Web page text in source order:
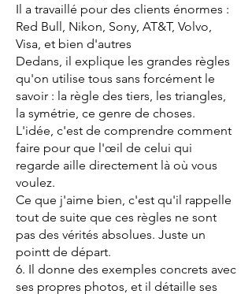
Il a travaillé pour des clients énormes :
Red Bull, Nikon, Sony, AT&T, Volvo,
Visa, et bien d'autres
Dedans, il explique les grandes règles
qu'on utilise tous sans forcément le
savoir : la règle des tiers, les triangles,
la symétrie, ce genre de choses.
L'idée, c'est de comprendre comment
faire pour que l'œil de celui qui
regarde aille directement là où vous
voulez.
Ce que j'aime bien, c'est qu'il rappelle
tout de suite que ces règles ne sont
pas des vérités absolues. Juste un
pointt de départ.
6. Il donne des exemples concrets avec
ses propres photos, et il détaille ses